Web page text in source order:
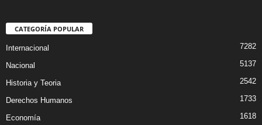
CATEGORÍA POPULAR
Internacional 7282
Nacional 5137
Historia y Teoria 2542
Derechos Humanos 1733
Economía 1618